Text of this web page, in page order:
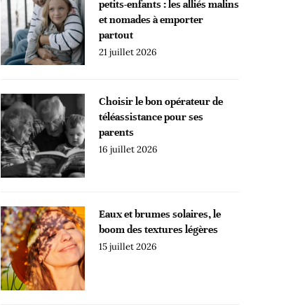
petits-enfants : les alliés malins
et nomades à emporter
partout
21 juillet 2026
Choisir le bon opérateur de
téléassistance pour ses
parents
16 juillet 2026
Eaux et brumes solaires, le
boom des textures légères
15 juillet 2026